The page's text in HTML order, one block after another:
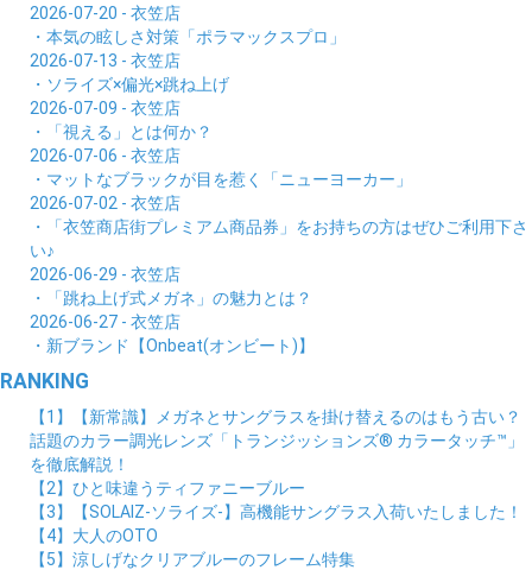
2026-07-20 - 衣笠店
・本気の眩しさ対策「ポラマックスプロ」
2026-07-13 - 衣笠店
・ソライズ×偏光×跳ね上げ
2026-07-09 - 衣笠店
・「視える」とは何か？
2026-07-06 - 衣笠店
・マットなブラックが目を惹く「ニューヨーカー」
2026-07-02 - 衣笠店
・「衣笠商店街プレミアム商品券」をお持ちの方はぜひご利用下さ
い♪
2026-06-29 - 衣笠店
・「跳ね上げ式メガネ」の魅力とは？
2026-06-27 - 衣笠店
・新ブランド【Onbeat(オンビート)】
RANKING
【1】【新常識】メガネとサングラスを掛け替えるのはもう古い？
話題のカラー調光レンズ「トランジッションズ® カラータッチ™」
を徹底解説！
【2】ひと味違うティファニーブルー
【3】【SOLAIZ-ソライズ-】高機能サングラス入荷いたしました！
【4】大人のOTO
【5】涼しげなクリアブルーのフレーム特集